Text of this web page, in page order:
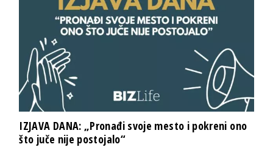
IZJAVA DANA: „Pronađi svoje mesto i pokreni ono
što juče nije postojalo“